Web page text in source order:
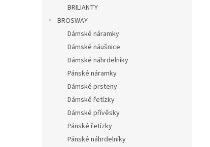
BRILIANTY
BROSWAY
Dámské náramky
Dámské náušnice
Dámské náhrdelníky
Pánské náramky
Dámské prsteny
Dámské řetízky
Dámské přívěsky
Pánské řetízky
Pánské náhrdelníky